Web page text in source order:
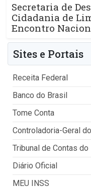
Secretaria de
Cidadania de
Encontro
Sites e Portais
Receita Federal
Banco do Brasil
Tome Conta
Controladoria-Geral
Tribunal de Contas do
Diário Oficial
MEU INSS